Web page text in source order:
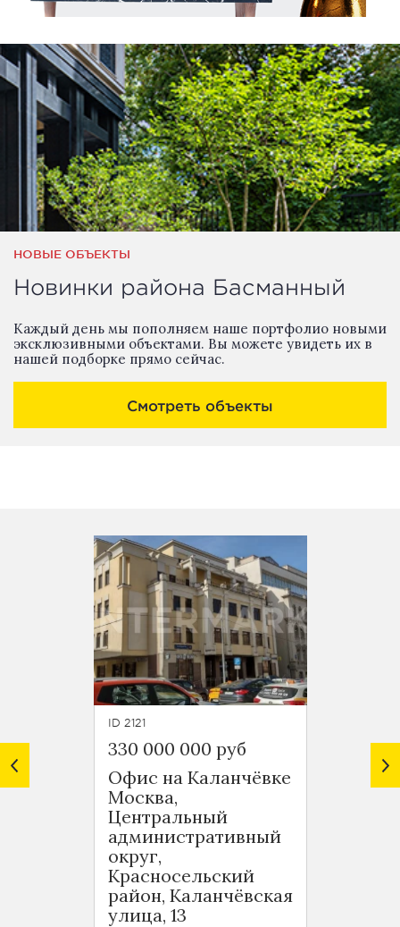
НОВЫЕ ОБЪЕКТЫ
Новинки района Басманный
Каждый день мы пополняем наше портфолио новыми
эксклюзивными объектами. Вы можете увидеть их в
нашей подборке прямо сейчас.
Смотреть объекты
ID 2121
330 000 000 руб
Офис на Каланчёвке
Москва,
Центральный
административный
округ,
Красносельский
район, Каланчёвская
улица, 13
330
ОСЗ,